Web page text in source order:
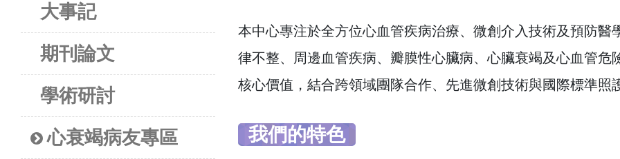
大事記
期刊論文
學術研討
心衰竭病友專區
本中心專注於全方位心血管疾病治療、微創介入技術及預防
律不整、周邊血管疾病、瓣膜性心臟病、心臟衰竭及心血管
核心價值，結合跨領域團隊合作、先進微創技術與國際標準照
我們的特色